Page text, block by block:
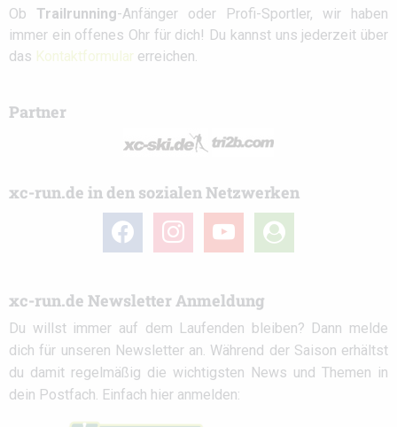
Ob Trailrunning-Anfänger oder Profi-Sportler, wir haben
immer ein offenes Ohr für dich! Du kannst uns jederzeit über
das Kontaktformular erreichen.
Partner
xc-run.de in den sozialen Netzwerken
facebook instagramyoutube
user-
circle
xc-run.de Newsletter Anmeldung
Du willst immer auf dem Laufenden bleiben? Dann melde
dich für unseren Newsletter an. Während der Saison erhältst
du damit regelmäßig die wichtigsten News und Themen in
dein Postfach. Einfach hier anmelden: